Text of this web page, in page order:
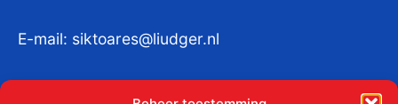
E-mail: siktoares@liudger.nl